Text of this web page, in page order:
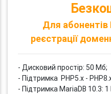
Для
реєстрації
- Дисковий простір: 50 Мб;
- Підтримка PHP5.x -
- Підтримка MariaDB 10.3: 1